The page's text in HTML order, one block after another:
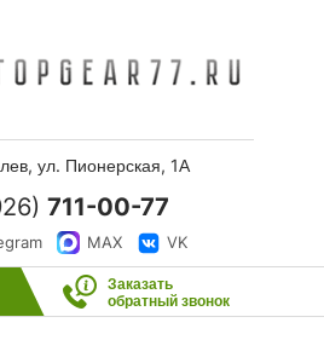
ул. Пионерская, 1А
711-00-77
MAX VK
Заказать
обратный звонок